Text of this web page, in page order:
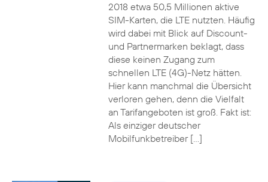
2018 etwa 50,5 Millionen aktive
SIM-Karten, die LTE nutzten. Häufig
wird dabei mit Blick auf Discount-
und Partnermarken beklagt, dass
diese keinen Zugang zum
schnellen LTE (4G)-Netz hätten.
Hier kann manchmal die Übersicht
verloren gehen, denn die Vielfalt
an Tarifangeboten ist groß. Fakt ist:
Als einziger deutscher
Mobilfunkbetreiber […]